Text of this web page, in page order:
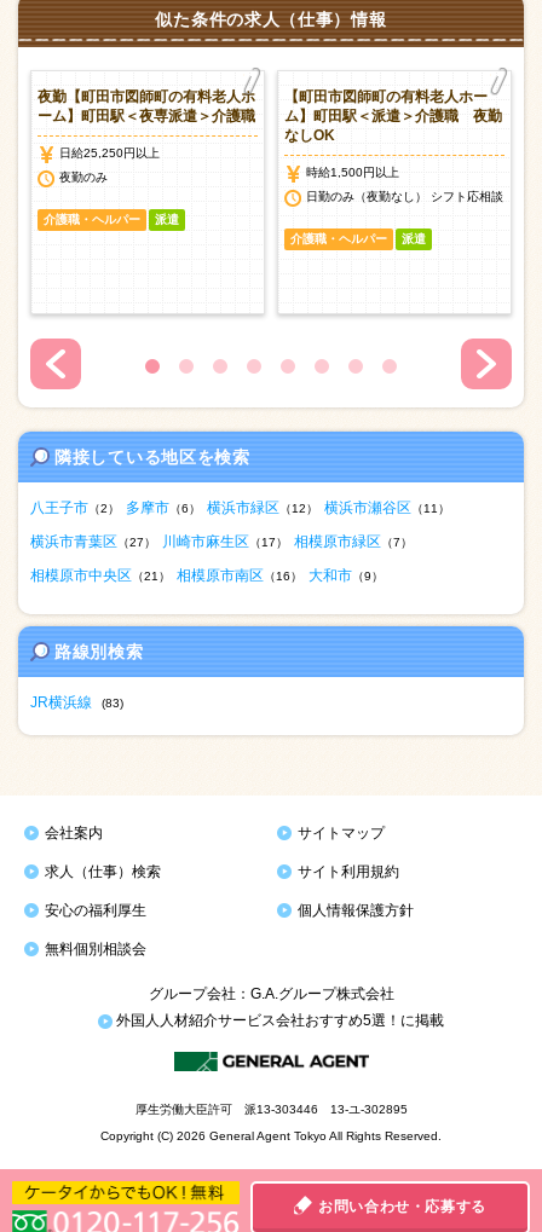
お問い合わせ・応募する
似た条件の求人（仕事）情報
夜勤【町田市図師町の有料老人ホ
ーム】町田駅＜夜専派遣＞介護職
日給25,250円以上
夜勤のみ
介護職・ヘルパー 派遣
【町田市図師町の有料老人ホー
ム】町田駅＜派遣＞介護職 夜勤
なしOK
時給1,500円以上
日勤のみ（夜勤なし） シフト応相談
介護職・ヘルパー 派遣
隣接している地区を検索
八王子市 （2） 多摩市 （6） 横浜市緑区 （12） 横浜市瀬谷区 （11）
横浜市青葉区 （27） 川崎市麻生区 （17） 相模原市緑区 （7）
相模原市中央区 （21） 相模原市南区 （16） 大和市 （9）
路線別検索
JR横浜線 (83)
会社案内 サイトマップ
求人（仕事）検索 サイト利用規約
安心の福利厚生 個人情報保護方針
無料個別相談会
グループ会社：G.A.グループ株式会社
外国人人材紹介サービス会社おすすめ5選！に掲載
厚生労働大臣許可 派13-303446 13-ユ-302895
Copyright (C) 2026 General Agent Tokyo All Rights Reserved.